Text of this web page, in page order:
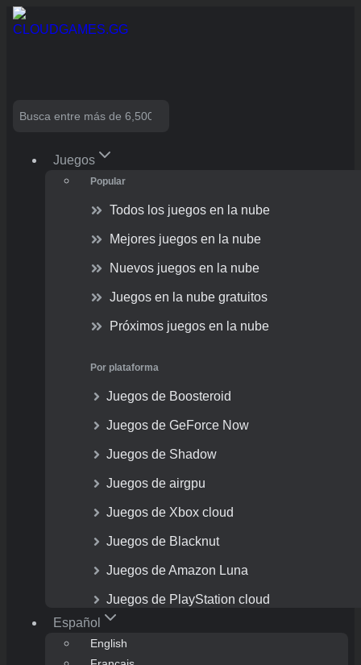
Skip
to
Search
Juegos
Popular
Todos los juegos en la nube
Mejores juegos en la nube
Nuevos juegos en la nube
Juegos en la nube gratuitos
Próximos juegos en la nube
Por plataforma
Juegos de Boosteroid
Juegos de GeForce Now
Juegos de Shadow
Juegos de airgpu
Juegos de Xbox cloud
Juegos de Blacknut
Juegos de Amazon Luna
Juegos de PlayStation cloud
Español
English